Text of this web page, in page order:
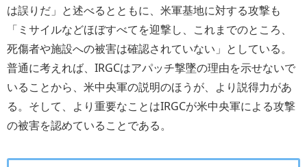
は誤りだ」と述べるとともに、米軍基地に対する攻撃も
「ミサイルなどほぼすべてを迎撃し、これまでのところ、
死傷者や施設への被害は確認されていない」としている。
普通に考えれば、IRGCはアパッチ撃墜の理由を示せないで
いることから、米中央軍の説明のほうが、より説得力があ
る。そして、より重要なことはIRGCが米中央軍による攻撃
の被害を認めていることである。